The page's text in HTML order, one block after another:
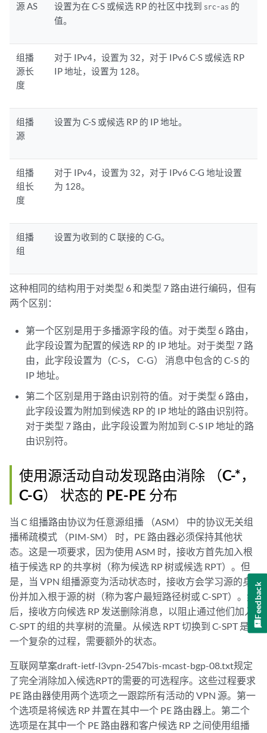
源 AS 设置为在 C-S 或候选 RP 的社区中找到 src-as 的
值。
组播
源长
度
对于 IPv4，设置为 32，对于 IPv6 C-S 或候选 RP
IP 地址，设置为 128。
组播
源
设置为 C-S 或候选 RP 的 IP 地址。
组播
组长
度
对于 IPv4，设置为 32，对于 IPv6 C-G 地址设置
为 128。
组播
组
设置为收到的 C 联接的 C-G。
这种相同的结构用于对类型 6 和类型 7 路由进行编码，但有
两个区别：
第一个区别是用于多播源字段的值。对于类型 6 路由，
此字段设置为配置的候选 RP 的 IP 地址。对于类型 7 路
由，此字段设置为（C-S， C-G） 消息中包含的 C-S 的
IP 地址。
第二个区别是用于路由识别符的值。对于类型 6 路由，
此字段设置为附加到候选 RP 的 IP 地址的路由识别符。
对于类型 7 路由，此字段设置为附加到 C-S IP 地址的路
由识别符。
使用源活动自动发现路由消除 （C-*，
C-G） 状态的 PE-PE 分布
当 C 组播路由协议为任意源组播 （ASM） 中的协议无关组
播稀疏模式 （PIM-SM） 时，PE 路由器必须保持其他状
态。这是一项要求，因为使用 ASM 时，接收方首先加入根
植于候选 RP 的共享树（称为候选 RP 树或候选 RPT）。但
是，当 VPN 组播源变为活动状态时，接收方会学习源的身
份并加入根于源的树（称为客户最短路径树或 C-SPT）。然
后，接收方向候选 RP 发送删除消息，以阻止通过他们加入
C-SPT 的组的共享树的流量。从候选 RPT 切换到 C-SPT 是
一个复杂的过程，需要额外的状态。
互联网草案draft-ietf-l3vpn-2547bis-mcast-bgp-08.txt规定
了完全消除加入候选RPT的需要的可选程序。这些过程要求
PE 路由器使用两个选项之一跟踪所有活动的 VPN 源。第一
个选项是将候选 RP 并置在其中一个 PE 路由器上。第二个
选项是在其中一个 PE 路由器和客户候选 RP 之间使用组播
Feedback